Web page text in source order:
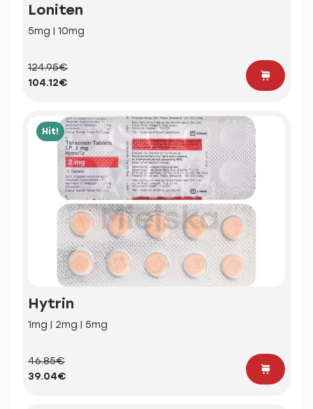
Loniten
5mg | 10mg
124.95€
104.12€
Hit!
Hytrin
1mg | 2mg | 5mg
46.85€
39.04€